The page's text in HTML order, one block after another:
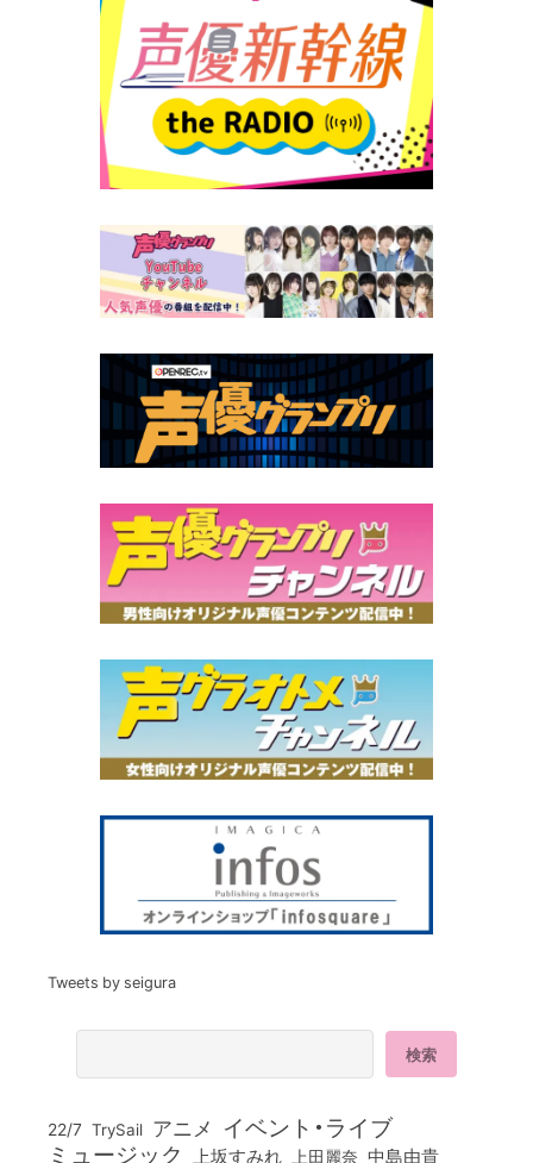
Tweets by seigura
22/7 TrySail アニメ イベント・ライブ
ミュージック 上坂すみれ 上田麗奈 中島由貴